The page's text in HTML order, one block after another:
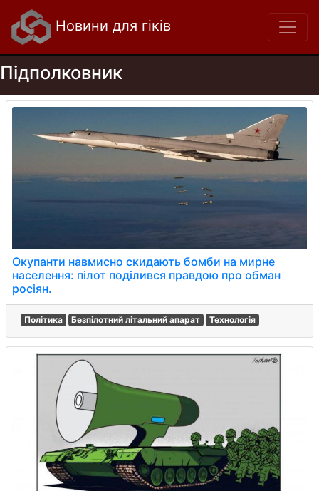
Новини для гіків
Підполковник
Окупанти навмисно скидають бомби на мирне
населення: пілот поділився правдою про обман
росіян.
Політика Безпілотний літальний апарат Технологія